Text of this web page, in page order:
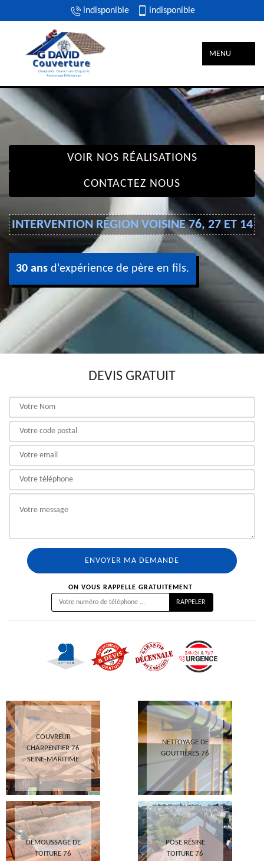
indisponible indisponible
MENU
VOIR NOS RÉALISATIONS
CONTACTEZ NOUS
INTERVENTION RÉGION VOISINE 76, 27 ET 14
30 ans d'expérience de père en fils.
DEVIS GRATUIT
ON VOUS RAPPELLE GRATUITEMENT
COUVREUR
CHARPENTIER 76
SEINE-MARITIME
NETTOYAGE DE
GOUTTIÈRES 76
DEMOUSSAGE DE
TOITURE 76
POSE RÉSINE
TOITURE 76